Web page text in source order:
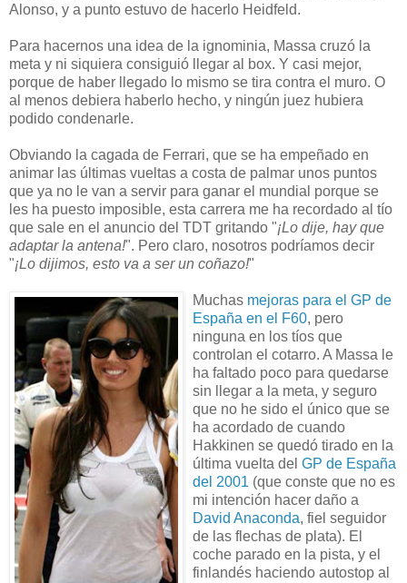
Alonso, y a punto estuvo de hacerlo Heidfeld.
Para hacernos una idea de la ignominia, Massa cruzó la
meta y ni siquiera consiguió llegar al box. Y casi mejor,
porque de haber llegado lo mismo se tira contra el muro. O
al menos debiera haberlo hecho, y ningún juez hubiera
podido condenarle.
Obviando la cagada de Ferrari, que se ha empeñado en
animar las últimas vueltas a costa de palmar unos puntos
que ya no le van a servir para ganar el mundial porque se
les ha puesto imposible, esta carrera me ha recordado al tío
que sale en el anuncio del TDT gritando "¡Lo dije, hay que
adaptar la antena!". Pero claro, nosotros podríamos decir
"¡Lo dijimos, esto va a ser un coñazo!"
Muchas mejoras para el GP de
España en el F60, pero
ninguna en los tíos que
controlan el cotarro. A Massa le
ha faltado poco para quedarse
sin llegar a la meta, y seguro
que no he sido el único que se
ha acordado de cuando
Hakkinen se quedó tirado en la
última vuelta del GP de España
del 2001 (que conste que no es
mi intención hacer daño a
David Anaconda, fiel seguidor
de las flechas de plata). El
coche parado en la pista, y el
finlandés haciendo autostop al